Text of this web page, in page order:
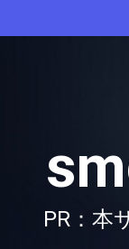
to
PR：本